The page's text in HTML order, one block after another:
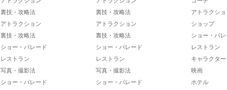
裏技・攻略法
アトラクション
裏技・攻略法
ショー・パレード
レストラン
写真・撮影法
ショー・パレード
裏技・攻略法
アトラクション
裏技・攻略法
ショー・パレード
レストラン
写真・撮影法
ショー・パレード
アトラクシ
ショップ
ショー・パ
レストラン
キャラクター
映画
ホテル